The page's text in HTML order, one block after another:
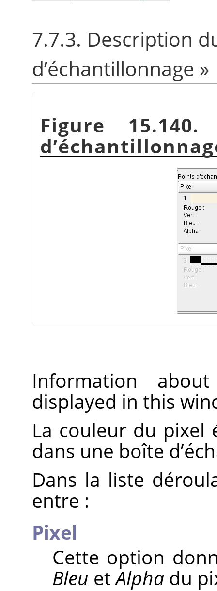
7.7.3. Description
d’échantillonnage »
Figure
Information
displayed in this
La couleur du pixel
dans une boîte
Dans la liste
entre :
Pixel
Cette option
Bleu etAlphadu